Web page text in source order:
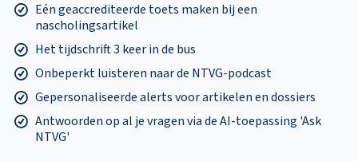
Eén geaccrediteerde toets maken bij een
nascholingsartikel
Het tijdschrift 3 keer in de bus
Onbeperkt luisteren naar de NTVG-podcast
Gepersonaliseerde alerts voor artikelen en dossiers
Antwoorden op al je vragen via de AI-toepassing 'Ask
NTVG'